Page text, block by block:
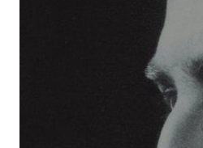
Samoyault Tiphaine